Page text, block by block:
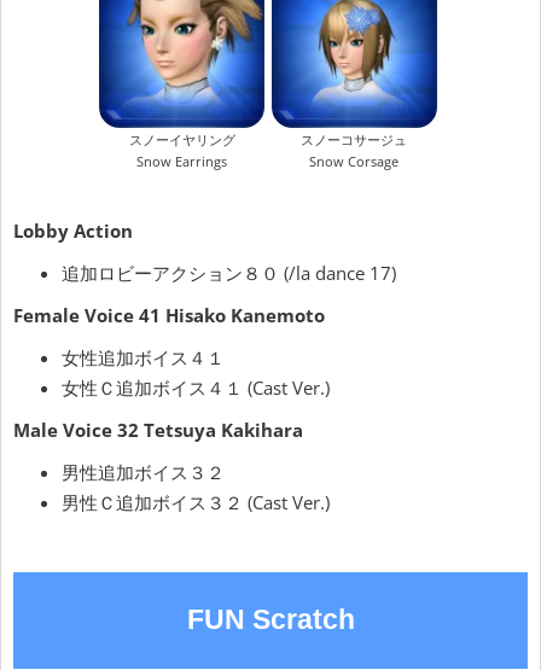
スノーイヤリング
Snow Earrings
スノーコサージュ
Snow Corsage
Lobby Action
追加ロビーアクション８０ (/la dance 17)
Female Voice 41 Hisako Kanemoto
女性追加ボイス４１
女性Ｃ追加ボイス４１ (Cast Ver.)
Male Voice 32 Tetsuya Kakihara
男性追加ボイス３２
男性Ｃ追加ボイス３２ (Cast Ver.)
FUN Scratch